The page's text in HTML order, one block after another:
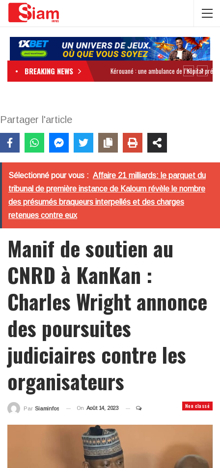
BREAKING NEWS
Partager l'article
Sélectionné pour vous : Affaire 21 milliards: le parquet du
tribunal de première instance de Kaloum révèle le nombre
des présumés braqueurs interpellés et des charges
retenues contre eux
Manif de soutien au
CNRD à KanKan :
Charles Wright annonce
des poursuites
judiciaires contre les
organisateurs
Non classé
Par Siaminfos On Août 14, 2023